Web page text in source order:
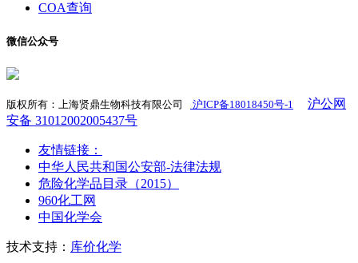
COA查询
微信公众号
版权所有：上海贤鼎生物科技有限公司 沪ICP备18018450号-1
沪公网
安备 31012002005437号
友情链接：
中华人民共和国公安部-法律法规
危险化学品目录（2015）
960化工网
中国化学会
技术支持： 库价化学